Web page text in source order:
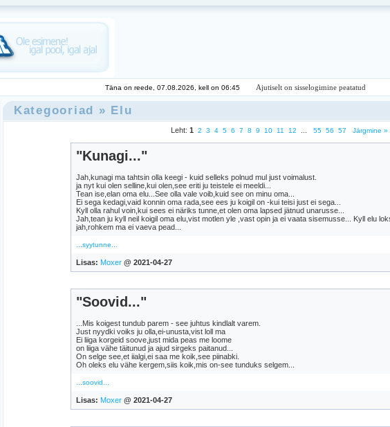
Täna on reede, 07.08.2026, kell on 06:45Ajutiselt on sisselogimine peatatud
Kategooriad » Elu
Leht: 1 2 3 4 5 6 7 8 9 10 11 12 55 56 57 Järgmine »
"Kunagi..."
Jah,kunagi ma tahtsin olla keegi - kuid selleks polnud mul just voimalust.
ja nyt kui olen selline,kui olen,see eriti ju teistele ei meeldi...
Tean ise,elan oma elu...See olla vale voib,kuid see on minu oma...
Ei sega kedagi,vaid konnin oma rada,see ees ju koigil on -kui teisi just ei sega...
Kyll olla rahul voin,kui sees ei näriks tunne,et olen oma lapsed jätnud unarusse...
Jah,tean ju kyll neil koigil oma elu,vist motlen yle ,vast opin ja ei vaata sisemusse... Kyll elu
jah,rohkem ma ei vaeva pead...
...syytunne...
Lisas: Moxer @ 2021-04-27
"Soovid..."
...Mis koigest tundub parem - see juhtus kindlalt varem.
Just nyydki voiks ju olla,ei-unusta,vist loll ma
Ei liiga korgeid soove,just mida peas me loome
on liiga vähe täitunud ja ajud sirgeks paitanud...
On selge see,et iialgi,ei saa me koik,see piinabki.
Oh oleks elu vähe kergem,siis koik,mis on-see tunduks selgem...
...soovid...
Lisas: Moxer @ 2021-04-27